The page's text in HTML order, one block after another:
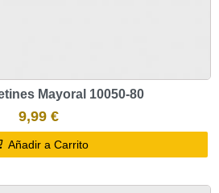
Mayoral 10050-80
9,99 €
Añadir a Carrito